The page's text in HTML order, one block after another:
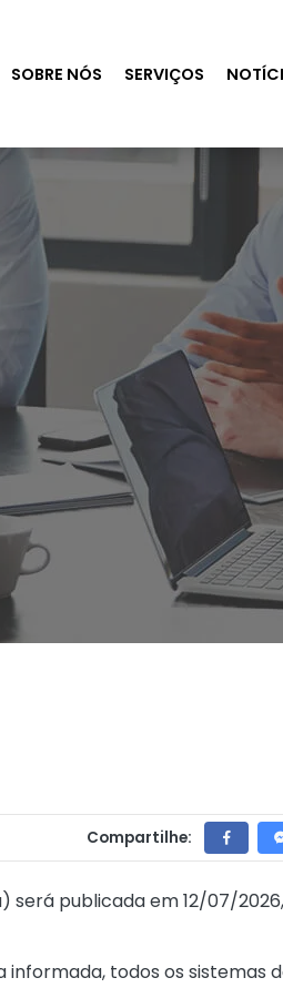
SOBRE NÓS SERVIÇOS
Compartilhe:
será publicada em 12/07/
todos os sistemas